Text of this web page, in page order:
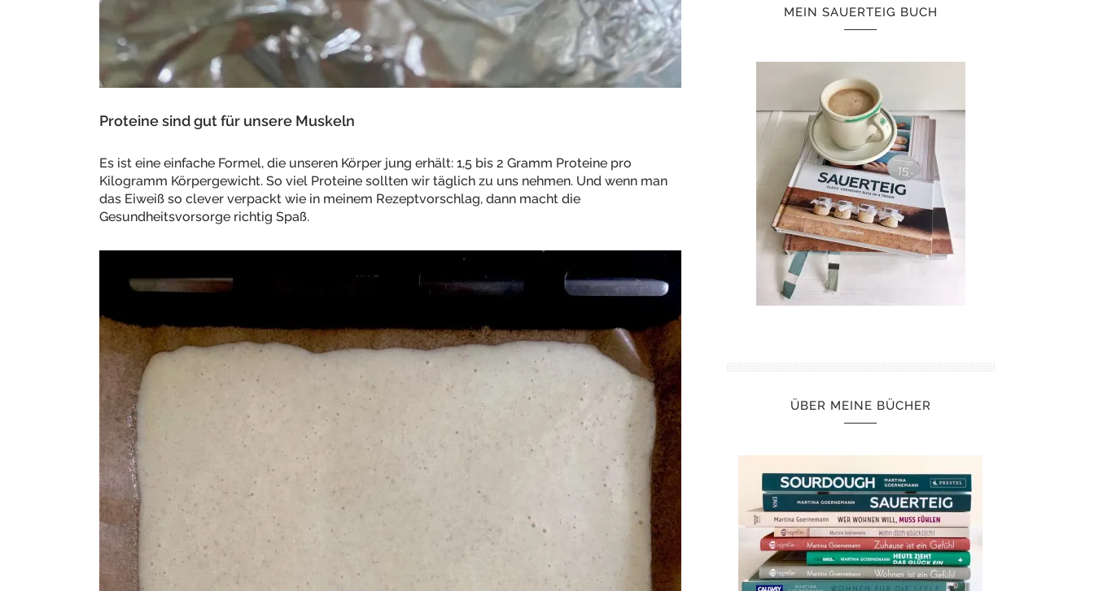
Proteine sind gut für unsere Muskeln
Es ist eine einfache Formel, die unseren Körper jung erhält: 1,5 bis 2 Gramm Proteine pro
Kilogramm Körpergewicht. So viel Proteine sollten wir täglich zu uns nehmen. Und wenn man
das Eiweiß so clever verpackt wie in meinem Rezeptvorschlag, dann macht die
Gesundheitsvorsorge richtig Spaß.
MEIN SAUERTEIG BUCH
ÜBER MEINE BÜCHER